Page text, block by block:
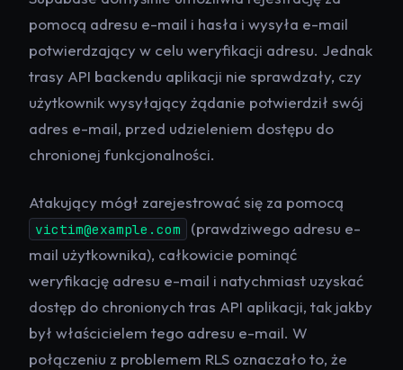
pomocą adresu e-mail i hasła i wysyła e-mail
potwierdzający w celu weryfikacji adresu. Jednak
trasy API backendu aplikacji nie sprawdzały, czy
użytkownik wysyłający żądanie potwierdził swój
adres e-mail, przed udzieleniem dostępu do
chronionej funkcjonalności.
Atakujący mógł zarejestrować się za pomocą
victim@example.com
(prawdziwego adresu e-
mail użytkownika), całkowicie pominąć
weryfikację adresu e-mail i natychmiast uzyskać
dostęp do chronionych tras API aplikacji, tak jakby
był właścicielem tego adresu e-mail. W
połączeniu z problemem RLS oznaczało to, że